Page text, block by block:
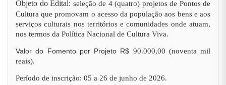
Objeto do Edital: seleção de 4 (quatro) projetos de Pontos de
Cultura que promovam o acesso da população aos bens e aos
serviços culturais nos territórios e comunidades onde atuam,
nos termos da Política Nacional de Cultura Viva.
Valor do Fomento por Projeto R$ 90.000,00 (noventa mil
reais).
Período de inscrição: 05 a 26 de junho de 2026.